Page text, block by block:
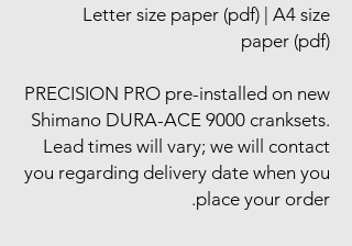
Letter size paper (pdf) | A4 size
paper (pdf)
PRECISION PRO pre-installed on new
Shimano DURA-ACE 9000 cranksets.
Lead times will vary; we will contact
you regarding delivery date when you
place your order.